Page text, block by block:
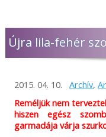
Újra lila-fehér
2015. 04. 10. Archív,
Reméljük nem
hiszen egész
garmadája várja